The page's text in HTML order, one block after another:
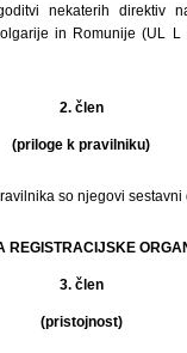
nekaterih direktiv
in Romunije (UL L
2. člen
(priloge k pravilniku)
so njegovi sestavni
REGISTRACIJSKE
3. člen
(pristojnost)